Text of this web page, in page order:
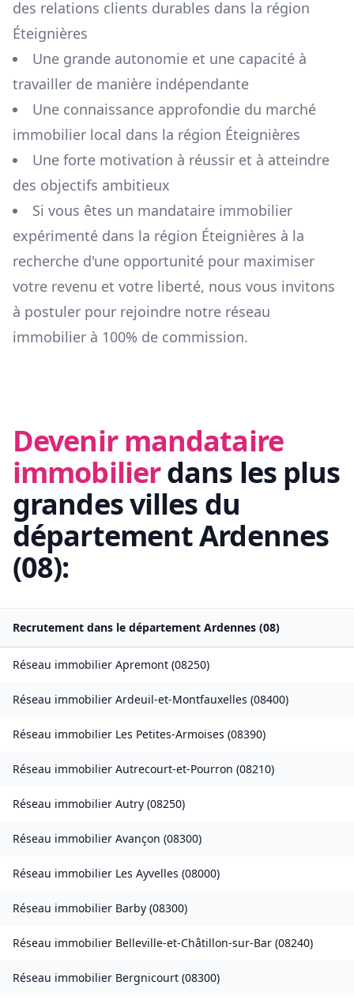
des relations clients durables dans la région
Éteignières
Une grande autonomie et une capacité à
travailler de manière indépendante
Une connaissance approfondie du marché
immobilier local dans la région Éteignières
Une forte motivation à réussir et à atteindre
des objectifs ambitieux
Si vous êtes un mandataire immobilier
expérimenté dans la région Éteignières à la
recherche d'une opportunité pour maximiser
votre revenu et votre liberté, nous vous invitons
à postuler pour rejoindre notre réseau
immobilier à 100% de commission.
Devenir mandataire
immobilierdans les plus
grandes villes du
départementArdennes
(08):
Recrutement dans le département Ardennes (08)
Réseau immobilier Apremont (08250)
Réseau immobilier Ardeuil-et-Montfauxelles (08400)
Réseau immobilier Les Petites-Armoises (08390)
Réseau immobilier Autrecourt-et-Pourron (08210)
Réseau immobilier Autry (08250)
Réseau immobilier Avançon (08300)
Réseau immobilier Les Ayvelles (08000)
Réseau immobilier Barby (08300)
Réseau immobilier Belleville-et-Châtillon-sur-Bar (08240)
Réseau immobilier Bergnicourt (08300)